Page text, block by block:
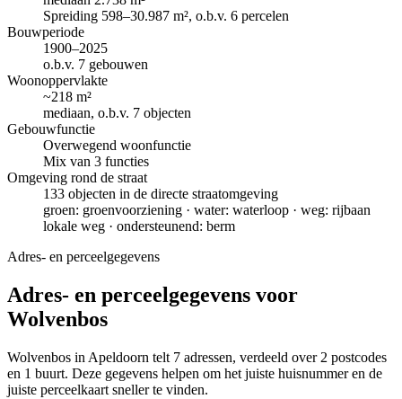
Spreiding 598–30.987 m², o.b.v. 6 percelen
Bouwperiode
1900–2025
o.b.v. 7 gebouwen
Woonoppervlakte
~218 m²
mediaan, o.b.v. 7 objecten
Gebouwfunctie
Overwegend woonfunctie
Mix van 3 functies
Omgeving rond de straat
133 objecten in de directe straatomgeving
groen: groenvoorziening · water: waterloop · weg: rijbaan
lokale weg · ondersteunend: berm
Adres- en perceelgegevens
Adres- en perceelgegevens voor
Wolvenbos
Wolvenbos in Apeldoorn telt 7 adressen, verdeeld over 2 postcodes
en 1 buurt. Deze gegevens helpen om het juiste huisnummer en de
juiste perceelkaart sneller te vinden.